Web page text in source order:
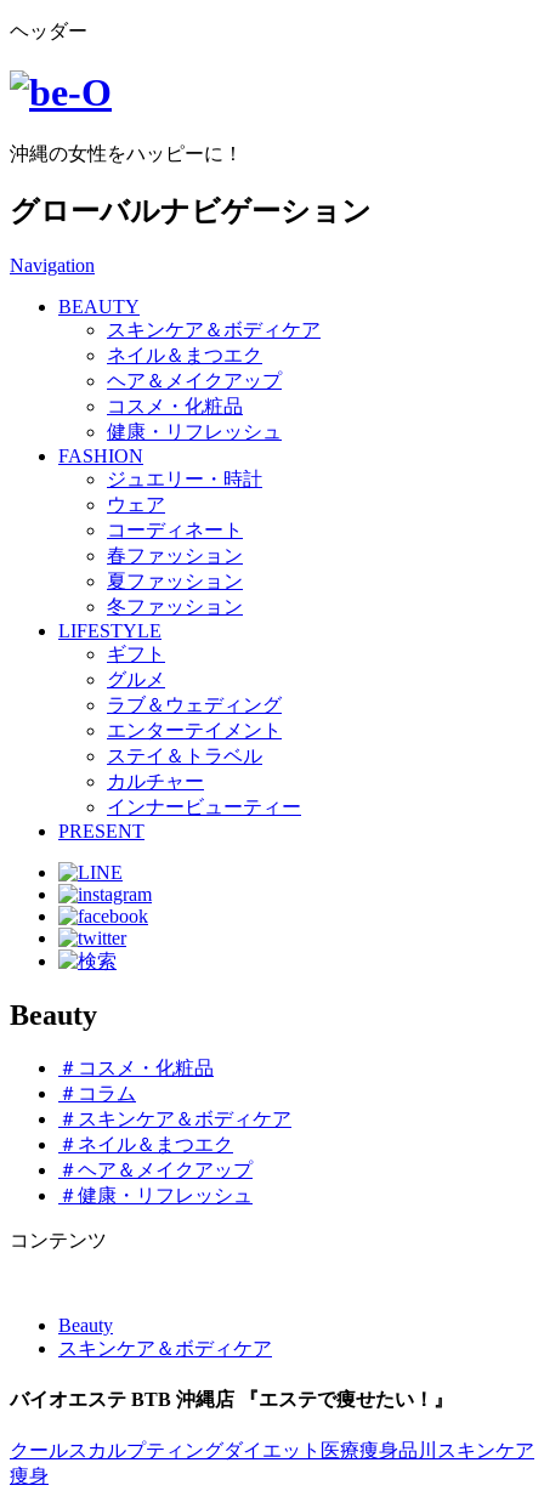
ヘッダー
沖縄の女性をハッピーに！
グローバルナビゲーション
Navigation
BEAUTY
スキンケア＆ボディケア
ネイル＆まつエク
ヘア＆メイクアップ
コスメ・化粧品
健康・リフレッシュ
FASHION
ジュエリー・時計
ウェア
コーディネート
春ファッション
夏ファッション
冬ファッション
LIFESTYLE
ギフト
グルメ
ラブ＆ウェディング
エンターテイメント
ステイ＆トラベル
カルチャー
インナービューティー
PRESENT
Beauty
＃コスメ・化粧品
＃コラム
＃スキンケア＆ボディケア
＃ネイル＆まつエク
＃ヘア＆メイクアップ
＃健康・リフレッシュ
コンテンツ
Beauty
スキンケア＆ボディケア
バイオエステ BTB 沖縄店 『エステで痩せたい！』
クールスカルプティングダイエット 医療痩身品川スキンケア
痩身